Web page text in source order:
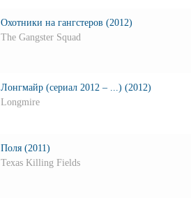
Охотники на гангстеров (2012)
The Gangster Squad
Лонгмайр (сериал 2012 – ...) (2012)
Longmire
Поля (2011)
Texas Killing Fields